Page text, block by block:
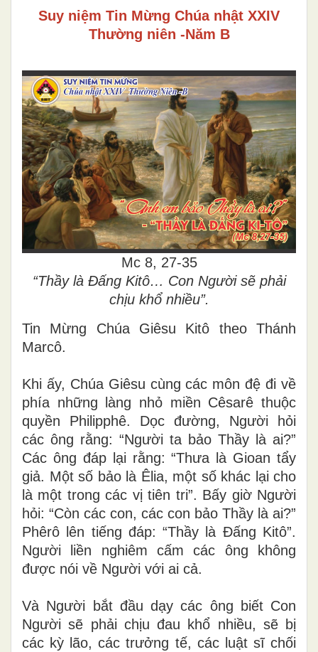
Suy niệm Tin Mừng Chúa nhật XXIV
Thường niên -Năm B
Mc 8, 27-35
“Thầy là Ðấng Kitô… Con Người sẽ phải
chịu khổ nhiều”.
Tin Mừng Chúa Giêsu Kitô theo Thánh
Marcô.
Khi ấy, Chúa Giêsu cùng các môn đệ đi về
phía những làng nhỏ miền Cêsarê thuộc
quyền Philipphê. Dọc đường, Người hỏi
các ông rằng: “Người ta bảo Thầy là ai?”
Các ông đáp lại rằng: “Thưa là Gioan tẩy
giả. Một số bảo là Êlia, một số khác lại cho
là một trong các vị tiên tri”. Bấy giờ Người
hỏi: “Còn các con, các con bảo Thầy là ai?”
Phêrô lên tiếng đáp: “Thầy là Ðấng Kitô”.
Người liền nghiêm cấm các ông không
được nói về Người với ai cả.
Và Người bắt đầu dạy các ông biết Con
Người sẽ phải chịu đau khổ nhiều, sẽ bị
các kỳ lão, các trưởng tế, các luật sĩ chối